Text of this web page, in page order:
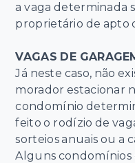
a vaga determinada
proprietário de apto
VAGAS DE
Já neste caso, não
morador estacionar
condomínio
feito o rodízio de
sorteios anuais ou a
Alguns